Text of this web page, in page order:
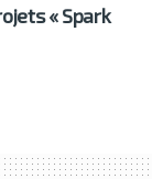
« Spark